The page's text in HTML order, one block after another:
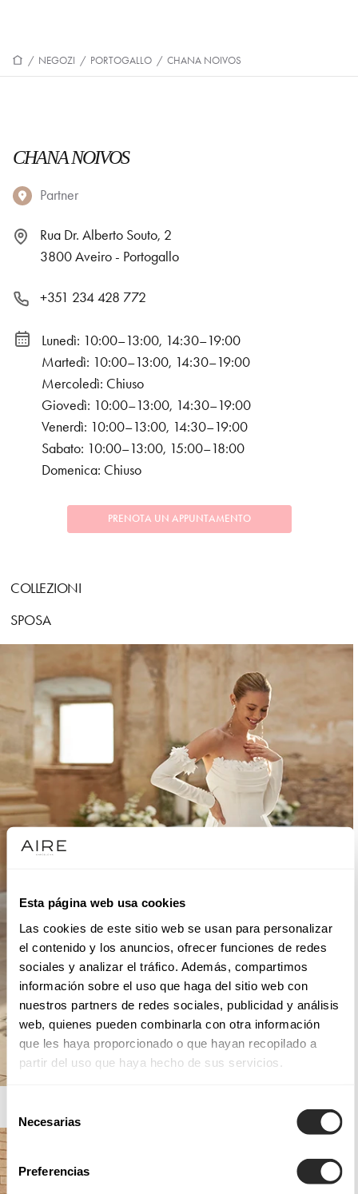
Esta página web usa cookies
Las cookies de este sitio web se usan para personalizar
el contenido y los anuncios, ofrecer funciones de redes
sociales y analizar el tráfico. Además, compartimos
información sobre el uso que haga del sitio web con
nuestros partners de redes sociales, publicidad y análisis
web, quienes pueden combinarla con otra información
que les haya proporcionado o que hayan recopilado a
partir del uso que haya hecho de sus servicios.
de
consentimiento
Necesarias
Preferencias
/ NEGOZI / PORTOGALLO / CHANA NOIVOS
CHANA NOIVOS
Partner
Rua Dr. Alberto Souto, 2
3800 Aveiro - Portogallo
+351 234 428 772
Lunedì: 10:00–13:00, 14:30–19:00
Martedì: 10:00–13:00, 14:30–19:00
Mercoledì: Chiuso
Giovedì: 10:00–13:00, 14:30–19:00
Venerdì: 10:00–13:00, 14:30–19:00
Sabato: 10:00–13:00, 15:00–18:00
Domenica: Chiuso
PRENOTA UN APPUNTAMENTO
COLLEZIONI
SPOSA